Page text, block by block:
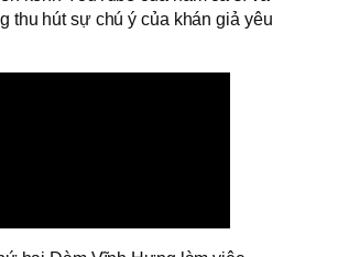
thu hút sự chú ý của khán giả yêu